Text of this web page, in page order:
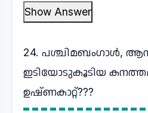
Show Answer
24. പശ്ചിമബംഗാൾ,
ഇടിയോടുകൂടിയ
ഉഷ്ണകാറ്റ്???